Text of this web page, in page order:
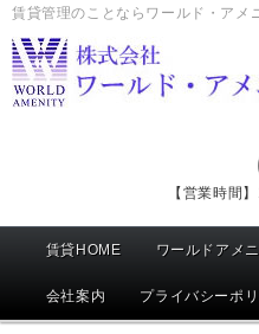
賃貸管理のことならワールド・アメ
【営業時間
メ
賃貸HOME ワールドアメ
会社案内 プライバシーポ